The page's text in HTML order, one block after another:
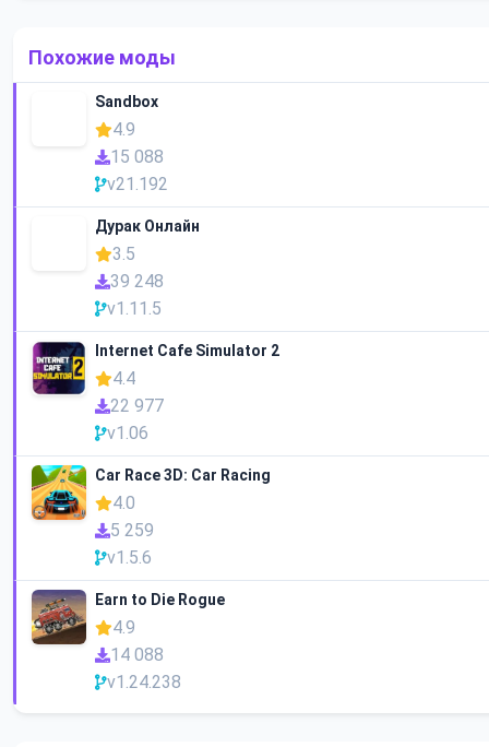
Похожие моды
Sandbox
4.9
15 088
v21.192
Дурак Онлайн
3.5
39 248
v1.11.5
Internet Cafe Simulator 2
4.4
22 977
v1.06
Car Race 3D: Car Racing
4.0
5 259
v1.5.6
Earn to Die Rogue
4.9
14 088
v1.24.238